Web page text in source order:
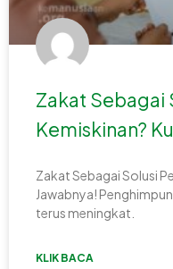
Zakat Sebagai
Kemiskinan?
Zakat Sebagai Solusi
Jawabnya!
terus meningkat.
KLIK BACA